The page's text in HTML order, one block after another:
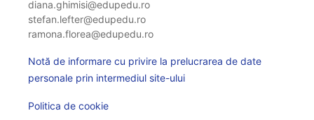
diana.ghimisi@edupedu.ro
stefan.lefter@edupedu.ro
ramona.florea@edupedu.ro
Notă de informare cu privire la prelucrarea de date
personale prin intermediul site-ului
Politica de cookie